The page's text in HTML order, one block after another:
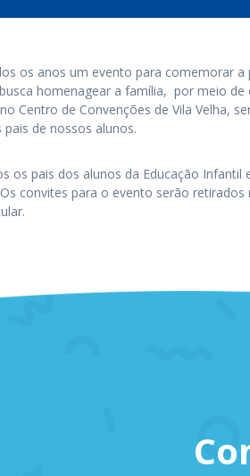
os anos um evento para comemorar a
homenagear a família, por meio
Centro de Convenções de Vila Velha,
de nossos alunos.
os pais dos alunos da Educação Infantil
convites para o evento serão